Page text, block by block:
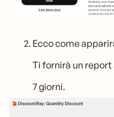
Ecco come
Ti fornirà un
7 giorni.